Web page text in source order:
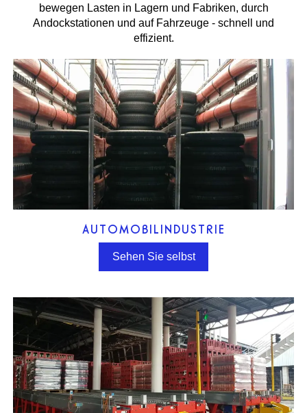
bewegen Lasten in Lagern und Fabriken, durch
Andockstationen und auf Fahrzeuge - schnell und
effizient.
AUTOMOBILINDUSTRIE
Sehen Sie selbst